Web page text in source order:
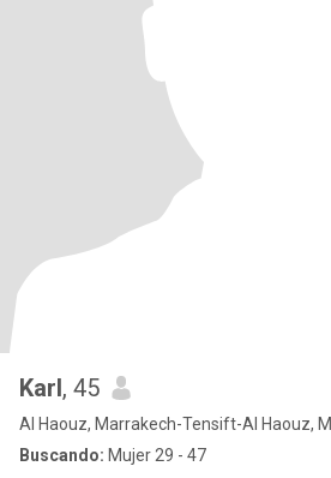
Karl, 45
Al Haouz, Marrakech-Tensift-Al Haouz,
Buscando: Mujer 29 - 47